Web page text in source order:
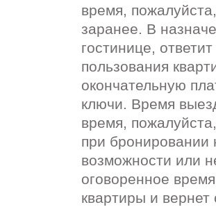
время,
заранее. В
гостинице,
пользования
окончательную
ключи. Время
время,
при
возможности или
оговоренное
квартиры и вернет